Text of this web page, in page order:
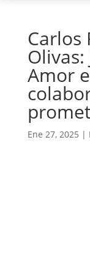
Carlos
Olivas:
Amor
Ene 27, 2025 |